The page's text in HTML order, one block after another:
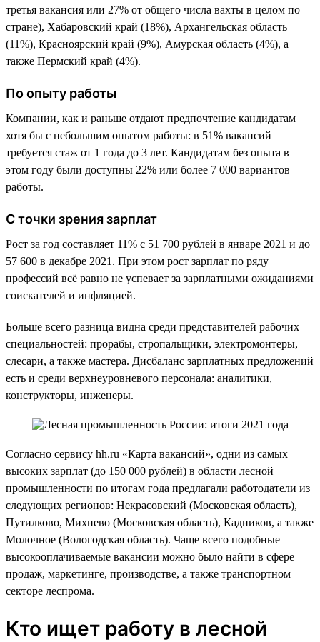
третья вакансия или 27% от общего числа вахты в целом по
стране), Хабаровский край (18%), Архангельская область
(11%), Красноярский край (9%), Амурская область (4%), а
также Пермский край (4%).
По опыту работы
Компании, как и раньше отдают предпочтение кандидатам
хотя бы с небольшим опытом работы: в 51% вакансий
требуется стаж от 1 года до 3 лет. Кандидатам без опыта в
этом году были доступны 22% или более 7 000 вариантов
работы.
С точки зрения зарплат
Рост за год составляет 11% с 51 700 рублей в январе 2021 и до
57 600 в декабре 2021. При этом рост зарплат по ряду
профессий всё равно не успевает за зарплатными ожиданиями
соискателей и инфляцией.
Больше всего разница видна среди представителей рабочих
специальностей: прорабы, стропальщики, электромонтеры,
слесари, а также мастера. Дисбаланс зарплатных предложений
есть и среди верхнеуровневого персонала: аналитики,
конструкторы, инженеры.
Согласно сервису hh.ru «Карта вакансий», одни из самых
высоких зарплат (до 150 000 рублей) в области лесной
промышленности по итогам года предлагали работодатели из
следующих регионов: Некрасовский (Московская область),
Путилково, Михнево (Московская область), Кадников, а также
Молочное (Вологодская область). Чаще всего подобные
высокооплачиваемые вакансии можно было найти в сфере
продаж, маркетинге, производстве, а также транспортном
секторе леспрома.
Кто ищет работу в лесной